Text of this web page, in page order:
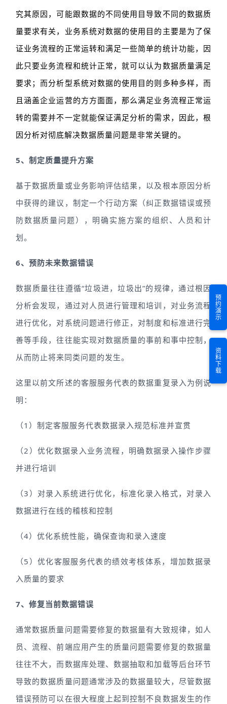
究其原因，可能跟数据的不同使用目导致不同的数据质
量要求有关，业务系统对数据的使用目的主要是为了保
证业务流程的正常运转和满足一些简单的统计功能，因
此只要业务流程和统计正常，就可以认为数据质量满足
要求；而分析型系统对数据的使用目的则多种多样，而
且涵盖企业运营的方方面面，那么满足业务流程正常运
转的需要并不一定就能保证满足分析的需求，因此，根
因分析对彻底解决数据质量问题是非常关键的。
5、制定质量提升方案
基于数据质量或业务影响评估结果，以及根本原因分析
中获得的建议，制定一个行动方案（纠正数据错误或预
防数据质量问题），明确实施方案的组织、人员和计
划。
6、预防未来数据错误
数据质量往往遵循“垃圾进，垃圾出”的规律，通过根因
分析会发现，通过对人员进行管理和培训，对业务流程
进行优化，对系统问题进行修正，对制度和标准进行完
善等手段，往往能实现对数据质量的事前和事中控制，
从而防止将来同类问题的发生。
这里以前文所述的客服服务代表的数据重复录入为例说
明：
（1）制定客服服务代表数据录入规范标准并宣贯
（2）优化数据录入业务流程，明确数据录入操作步骤
并进行培训
（3）对录入系统进行优化，标准化录入格式，对录入
数据进行在线的稽核和控制
（4）优化系统性能，确保查询和录入速度
（5）优化客服服务代表的绩效考核体系，增加数据录
入质量的要求
7、修复当前数据错误
通常数据质量问题需要修复的数据量有大致规律，如人
员、流程、前端应用产生的质量问题需要修复的数据量
往往不大，而数据库处理、数据抽取和加载等后台环节
导致的数据质量问题通常涉及的数据量较大，尽管数据
错误预防可以在很大程度上起到控制不良数据发生的作
预约演示
资料下载